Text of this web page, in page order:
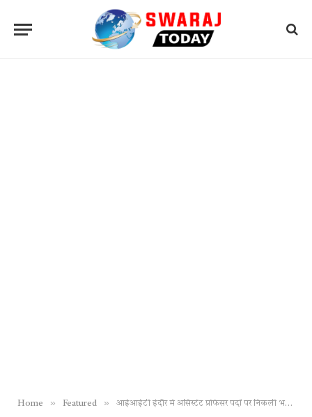
Home » Featured » आईआईटी इंदौर में असिस्टेंट प्रोफेसर पदों पर निकली भर्ती, चेक करें डिटेल्स और करें आवेदन, अंतिम तिथि 21 जुलाई 2026